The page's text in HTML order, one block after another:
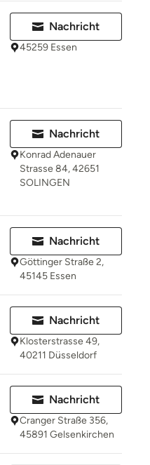
Nachricht
45259 Essen
Nachricht
Konrad Adenauer
Strasse 84, 42651
SOLINGEN
Nachricht
Göttinger Straße 2,
45145 Essen
Nachricht
Klosterstrasse 49,
40211 Düsseldorf
Nachricht
Cranger Straße 356,
45891 Gelsenkirchen